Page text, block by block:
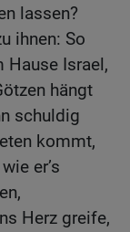
lassen?
ihnen: So
Hause Israel,
hängt
schuldig
kommt,
er’s
Herz greife,